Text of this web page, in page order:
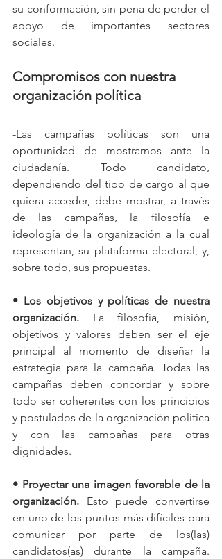
su conformación, sin pena de perder el
apoyo de importantes sectores
sociales.
Compromisos con nuestra
organización política
-Las campañas políticas son una
oportunidad de mostrarnos ante la
ciudadanía. Todo candidato,
dependiendo del tipo de cargo al que
quiera acceder, debe mostrar, a través
de las campañas, la filosofía e
ideología de la organización a la cual
representan, su plataforma electoral, y,
sobre todo, sus propuestas.
• Los objetivos y políticas de nuestra
organización. La filosofía, misión,
objetivos y valores deben ser el eje
principal al momento de diseñar la
estrategia para la campaña. Todas las
campañas deben concordar y sobre
todo ser coherentes con los principios
y postulados de la organización política
y con las campañas para otras
dignidades.
• Proyectar una imagen favorable de la
organización. Esto puede convertirse
en uno de los puntos más difíciles para
comunicar por parte de los(las)
candidatos(as) durante la campaña.